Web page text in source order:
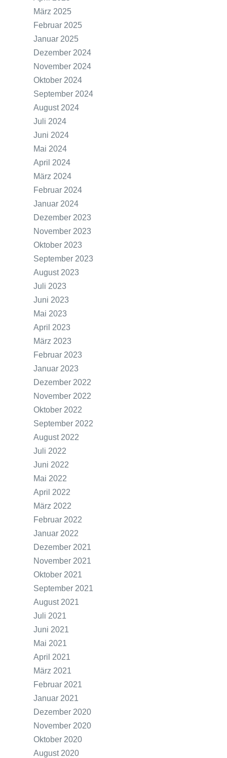
März 2025
Februar 2025
Januar 2025
Dezember 2024
November 2024
Oktober 2024
September 2024
August 2024
Juli 2024
Juni 2024
Mai 2024
April 2024
März 2024
Februar 2024
Januar 2024
Dezember 2023
November 2023
Oktober 2023
September 2023
August 2023
Juli 2023
Juni 2023
Mai 2023
April 2023
März 2023
Februar 2023
Januar 2023
Dezember 2022
November 2022
Oktober 2022
September 2022
August 2022
Juli 2022
Juni 2022
Mai 2022
April 2022
März 2022
Februar 2022
Januar 2022
Dezember 2021
November 2021
Oktober 2021
September 2021
August 2021
Juli 2021
Juni 2021
Mai 2021
April 2021
März 2021
Februar 2021
Januar 2021
Dezember 2020
November 2020
Oktober 2020
August 2020